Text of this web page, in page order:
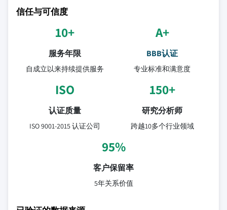
信任与可信度
10+
服务年限
自成立以来持续提供服务
A+
BBB认证
专业标准和满意度
ISO
认证质量
ISO 9001-2015 认证公司
150+
研究分析师
跨越10多个行业领域
95%
客户保留率
5年关系价值